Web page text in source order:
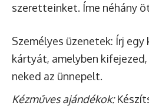
szeretteinket. Íme néhány
Személyes üzenetek: Írj
kártyát, amelyben
neked az ünnepelt.
Kézműves ajándékok: